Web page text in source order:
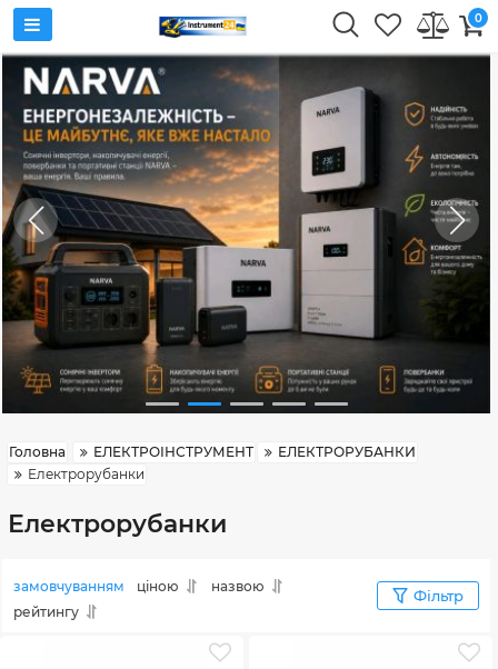
0
Головна ЕЛЕКТРОІНСТРУМЕНТ
ЕЛЕКТРОРУБАНКИ
Електрорубанки
Електрорубанки
замовчуванням ціною
назвою
рейтингу
Фільтр